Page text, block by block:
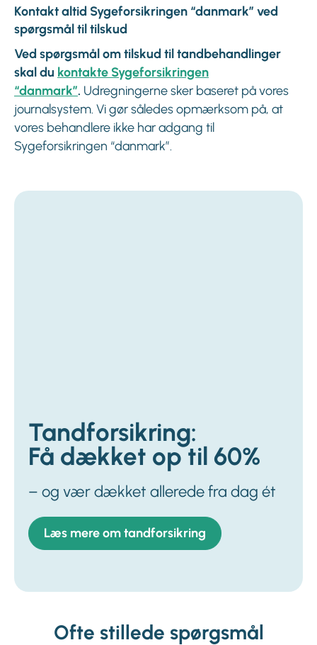
Kontakt altid Sygeforsikringen “danmark” ved
spørgsmål til tilskud
Ved spørgsmål om tilskud til tandbehandlinger
skal du kontakte Sygeforsikringen
“danmark”. Udregningerne sker baseret på vores
journalsystem. Vi gør således opmærksom på, at
vores behandlere ikke har adgang til
Sygeforsikringen “danmark”.
Tandforsikring:
Få dækket op til 60%
– og vær dækket allerede fra dag ét
Læs mere om tandforsikring
Ofte stillede spørgsmål